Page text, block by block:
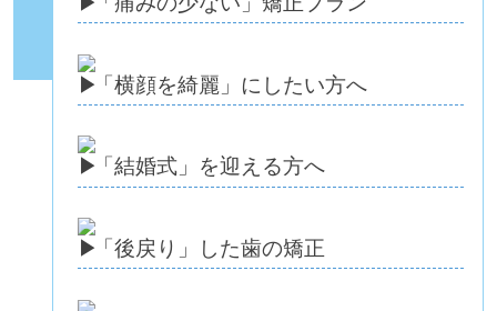
「横顔を綺麗」にしたい方へ
「結婚式」を迎える方へ
「後戻り」した歯の矯正